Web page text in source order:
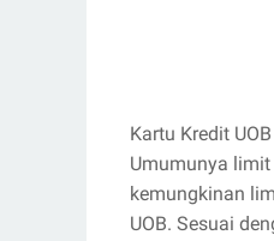
Kartu Kredit
Umumunya
kemungkinan
UOB. Sesuai